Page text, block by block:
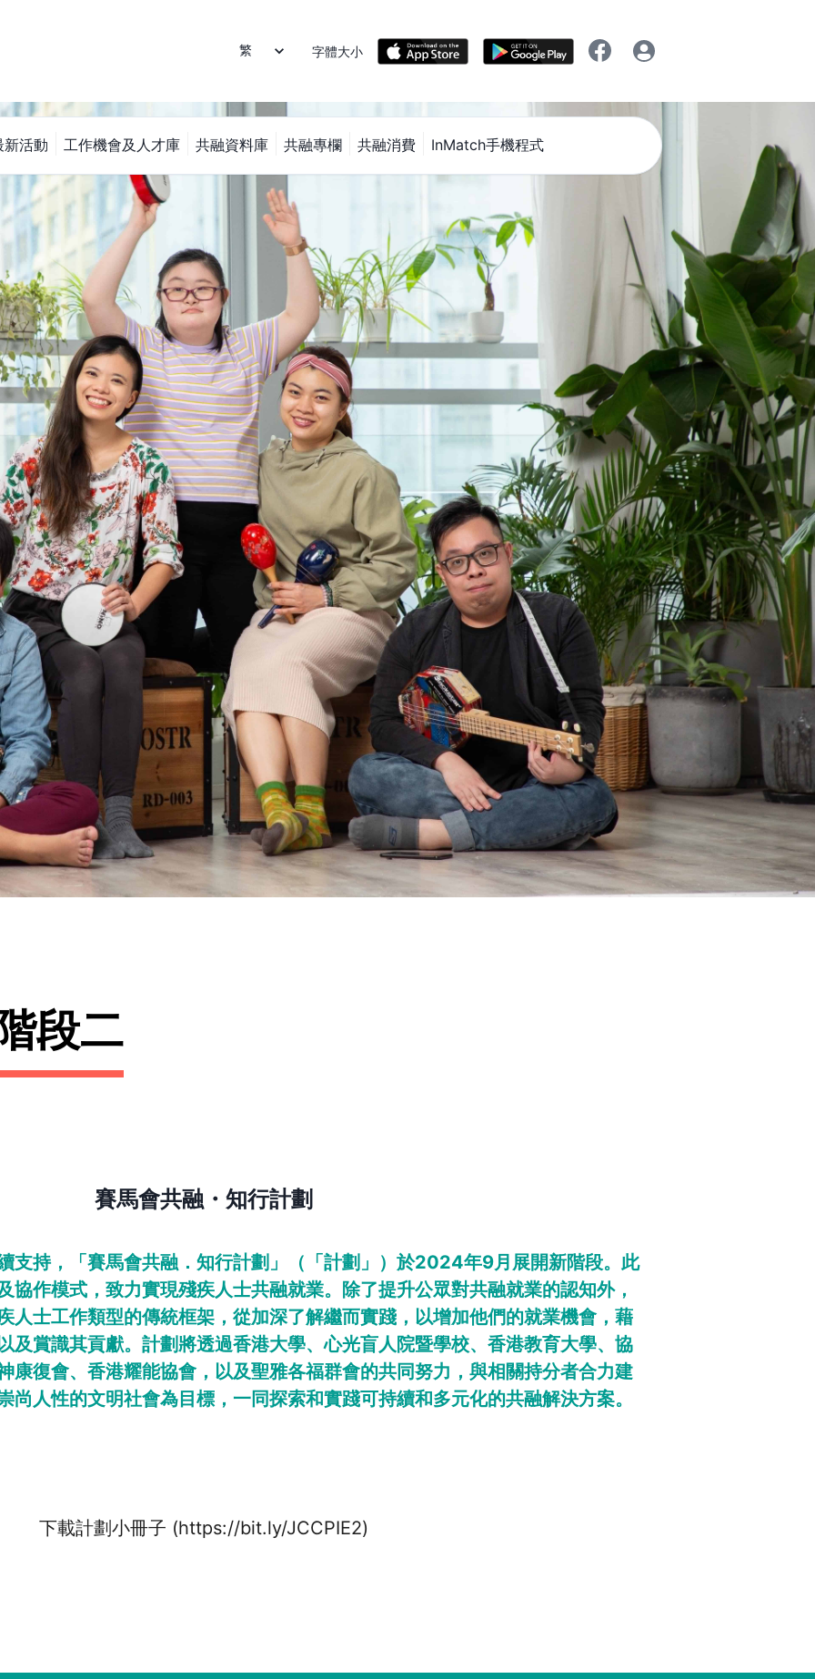
字體大小
新活動 工作機會及人才庫 共融資料庫 共融專欄 共融消費 InMatch手機程式
段二
賽馬會共融・知行計劃
支持，「賽馬會共融．知行計劃」（「計劃」）於2024年9月展開新階段。此
協作模式，致力實現殘疾人士共融就業。除了提升公眾對共融就業的認知外，
人士工作類型的傳統框架，從加深了解繼而實踐，以增加他們的就業機會，藉
及賞識其貢獻。計劃將透過香港大學、心光盲人院暨學校、香港教育大學、協
康復會、香港耀能協會，以及聖雅各福群會的共同努力，與相關持分者合力建
尚人性的文明社會為目標，一同探索和實踐可持續和多元化的共融解決方案。
下載計劃小冊子 (https://bit.ly/JCCPIE2)